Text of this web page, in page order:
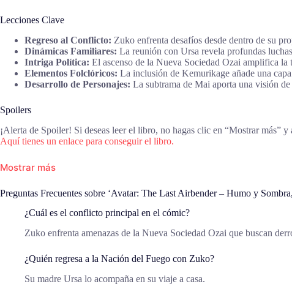
Lecciones Clave
Regreso al Conflicto: Zuko enfrenta desafíos desde dentro de su
Dinámicas Familiares: La reunión con Ursa revela profundas
Intriga Política: El ascenso de la Nueva Sociedad Ozai amplifica la
Elementos Folclóricos: La inclusión de Kemurikage añade una
Desarrollo de Personajes: La subtrama de Mai aporta una visión
Spoilers
¡Alerta de Spoiler! Si deseas leer el libro, no hagas clic en “Mostrar más”
Aquí tienes un enlace para conseguir el libro.
Mostrar más
Preguntas Frecuentes sobre ‘Avatar: The Last Airbender – Humo y
¿Cuál es el conflicto principal en el cómic?
Zuko enfrenta amenazas de la Nueva Sociedad Ozai que buscan
¿Quién regresa a la Nación del Fuego con Zuko?
Su madre Ursa lo acompaña en su viaje a casa.